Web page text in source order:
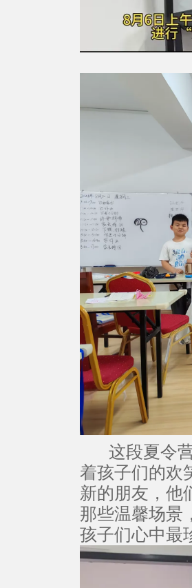
这段夏令营
着孩子们的欢
新的朋友，他
那些温馨场景
孩子们心中最